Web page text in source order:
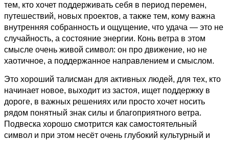
тем, кто хочет поддерживать себя в период перемен,
путешествий, новых проектов, а также тем, кому важна
внутренняя собранность и ощущение, что удача — это не
случайность, а состояние энергии. Конь ветра в этом
смысле очень живой символ: он про движение, но не
хаотичное, а поддержанное направлением и смыслом.
Это хороший талисман для активных людей, для тех, кто
начинает новое, выходит из застоя, ищет поддержку в
дороге, в важных решениях или просто хочет носить
рядом понятный знак силы и благоприятного ветра.
Подвеска хорошо смотрится как самостоятельный
символ и при этом несёт очень глубокий культурный и